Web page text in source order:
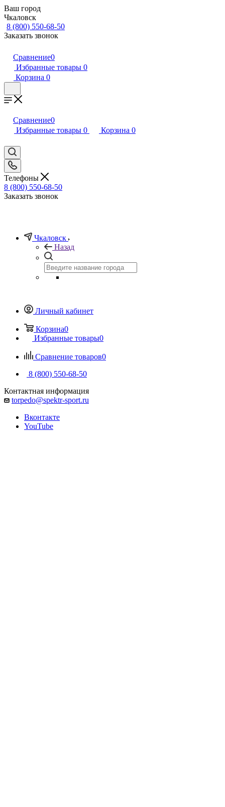
Ваш город
Чкаловск
8 (800) 550-68-50
Заказать звонок
Сравнение0
Избранные товары 0
Корзина 0
Сравнение0
Избранные товары 0 Корзина 0
Телефоны
8 (800) 550-68-50
Заказать звонок
Чкаловск
Назад
Личный кабинет
Корзина0
Избранные товары0
Сравнение товаров0
8 (800) 550-68-50
Контактная информация
torpedo@spektr-sport.ru
Вконтакте
YouTube